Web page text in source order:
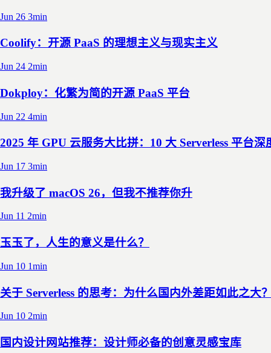
Jun 26 3min
Coolify：开源 PaaS 的理想主义与现实主义
Jun 24 2min
Dokploy：化繁为简的开源 PaaS 平台
Jun 22 4min
2025 年 GPU 云服务大比拼：10 大 Serverless 平台深
Jun 17 3min
我升级了 macOS 26，但我不推荐你升
Jun 11 2min
玉玉了，人生的意义是什么？
Jun 10 1min
关于 Serverless 的思考：为什么国内外差距如此之大
Jun 10 2min
国内设计网站推荐：设计师必备的创意灵感宝库